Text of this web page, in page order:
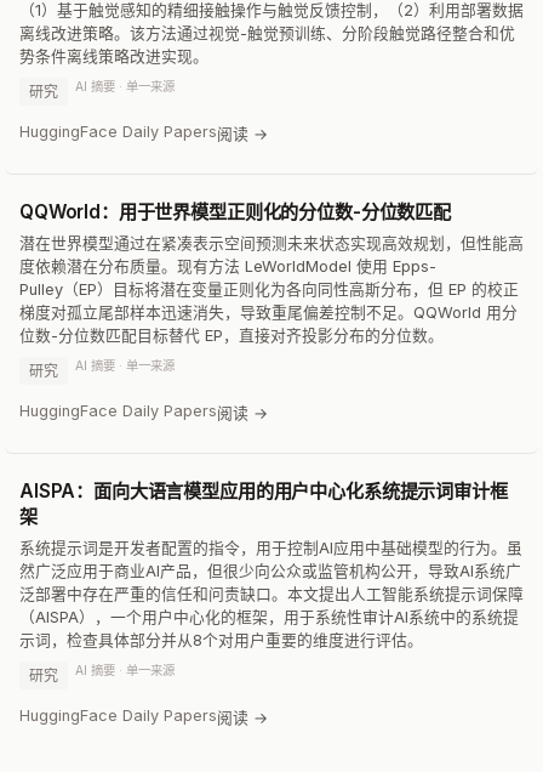
（1）基于触觉感知的精细接触操作与触觉反馈控制，（2）利用部署数据
离线改进策略。该方法通过视觉-触觉预训练、分阶段触觉路径整合和优
势条件离线策略改进实现。
研究
AI 摘要 · 单一来源
HuggingFace Daily Papers阅读 →
QQWorld：用于世界模型正则化的分位数-分位数匹配
潜在世界模型通过在紧凑表示空间预测未来状态实现高效规划，但性能高
度依赖潜在分布质量。现有方法 LeWorldModel 使用 Epps-
Pulley（EP）目标将潜在变量正则化为各向同性高斯分布，但 EP 的校正
梯度对孤立尾部样本迅速消失，导致重尾偏差控制不足。QQWorld 用分
位数-分位数匹配目标替代 EP，直接对齐投影分布的分位数。
研究
AI 摘要 · 单一来源
HuggingFace Daily Papers阅读 →
AISPA：面向大语言模型应用的用户中心化系统提示词审计框
架
系统提示词是开发者配置的指令，用于控制AI应用中基础模型的行为。虽
然广泛应用于商业AI产品，但很少向公众或监管机构公开，导致AI系统广
泛部署中存在严重的信任和问责缺口。本文提出人工智能系统提示词保障
（AISPA），一个用户中心化的框架，用于系统性审计AI系统中的系统提
示词，检查具体部分并从8个对用户重要的维度进行评估。
研究
AI 摘要 · 单一来源
HuggingFace Daily Papers阅读 →